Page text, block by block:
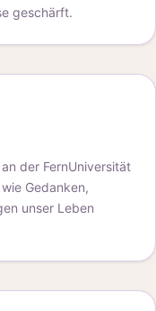
geschärft.
der FernUniversität
Gedanken,
unser Leben